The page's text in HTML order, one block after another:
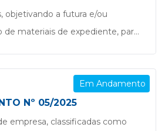
objetivando a futura e/ou
de materiais de expediente, para
posto de saúde, e em
pelos agentes públicos
da administração pública
jorge d’oeste/pr. pregão
Em Andamento
Nº 05/2025
empresa, classificadas como